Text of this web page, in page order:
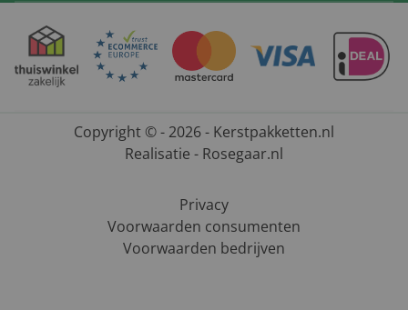
Copyright © - 2026 - Kerstpakketten.nl
Realisatie - Rosegaar.nl
Privacy
Voorwaarden consumenten
Voorwaarden bedrijven